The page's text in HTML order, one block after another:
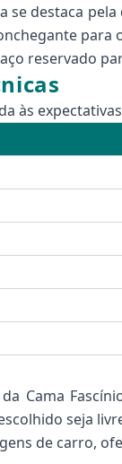
se destaca
reservado
às
Cama
seja
de carro,